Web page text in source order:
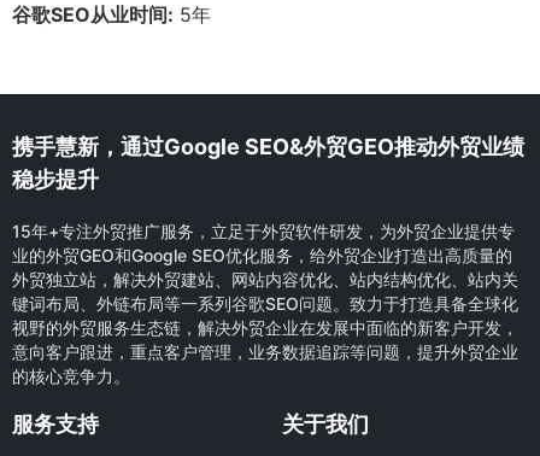
谷歌SEO从业时间: 5年
携手慧新，通过Google SEO&外贸GEO推动外贸业绩
稳步提升
15年+专注外贸推广服务，立足于外贸软件研发，为外贸企业提供专
业的外贸GEO和Google SEO优化服务，给外贸企业打造出高质量的
外贸独立站，解决外贸建站、网站内容优化、站内结构优化、站内关
键词布局、外链布局等一系列谷歌SEO问题。致力于打造具备全球化
视野的外贸服务生态链，解决外贸企业在发展中面临的新客户开发，
意向客户跟进，重点客户管理，业务数据追踪等问题，提升外贸企业
的核心竞争力。
服务支持 关于我们